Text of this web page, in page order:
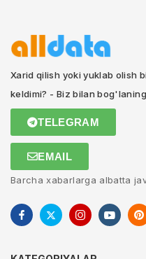
Xarid qilish yoki yuklab olish
keldimi? - Biz bilan
TELEGRAM
EMAIL
Barcha xabarlarga albatta